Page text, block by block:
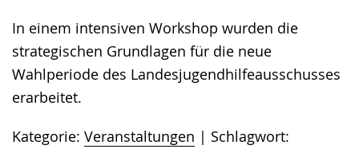
In einem intensiven Workshop wurden die
strategischen Grundlagen für die neue
Wahlperiode des Landesjugendhilfeausschusses
erarbeitet.
Kategorie: Veranstaltungen
Schlagwort: